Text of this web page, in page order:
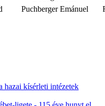
Puchberger Emánuel
hazai kísérleti intézetek